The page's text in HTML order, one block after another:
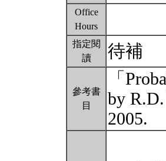
Office
Hours
指定閱
讀
待補
參考書
目
「
by R.D.
2005.